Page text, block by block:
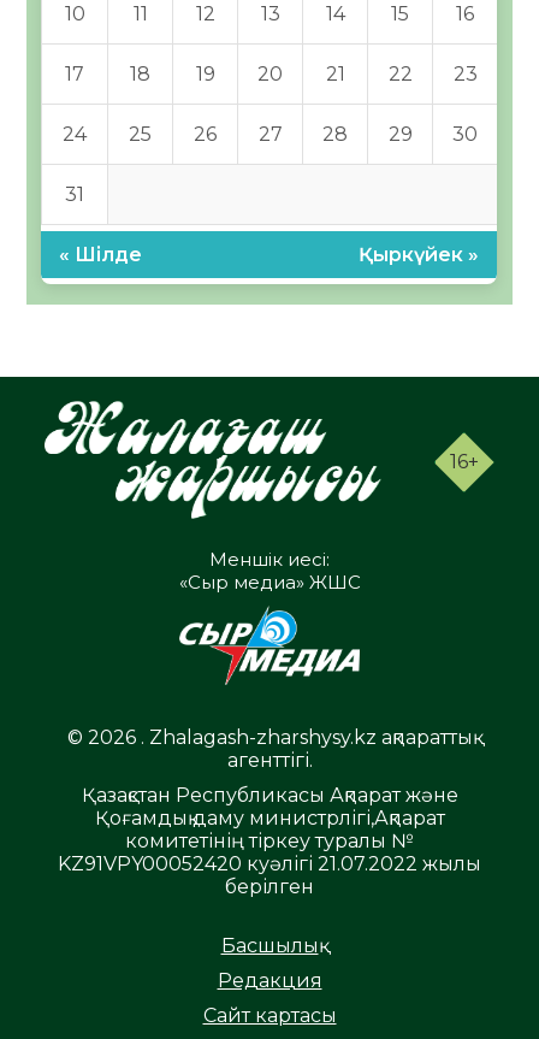
10 11 12 13 14 15 16
17 18 19 20 21 22 23
24 25 26 27 28 29 30
31
« Шілде Қыркүйек »
16+
Меншік иесі:
«Сыр медиа» ЖШС
© 2026 . Zhalagash-zharshysy.kz ақпараттық
агенттігі.
Қазақстан Республикасы Ақпарат және
Қоғамдық даму министрлігі,Ақпарат
комитетінің тіркеу туралы №
KZ91VPY00052420 куәлігі 21.07.2022 жылы
берілген
Басшылық
Редакция
Сайт картасы